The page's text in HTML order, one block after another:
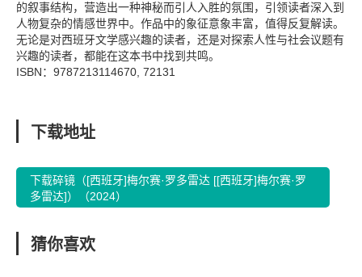
的叙事结构，营造出一种神秘而引人入胜的氛围，引领读者深入到
人物复杂的情感世界中。作品中的象征意象丰富，值得反复解读。
无论是对西班牙文学感兴趣的读者，还是对探索人性与社会议题有
兴趣的读者，都能在这本书中找到共鸣。
ISBN：9787213114670, 72131
下载地址
下载碎镜（[西班牙]梅尔赛·罗多雷达 [[西班牙]梅尔赛·罗
多雷达]）（2024）
猜你喜欢